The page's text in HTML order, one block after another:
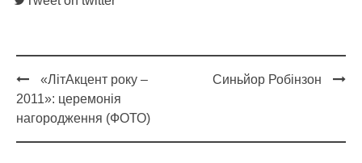
Post
navigation
«ЛітАкцент року –
2011»: церемонія
нагородження (ФОТО)
Синьйор Робінзон